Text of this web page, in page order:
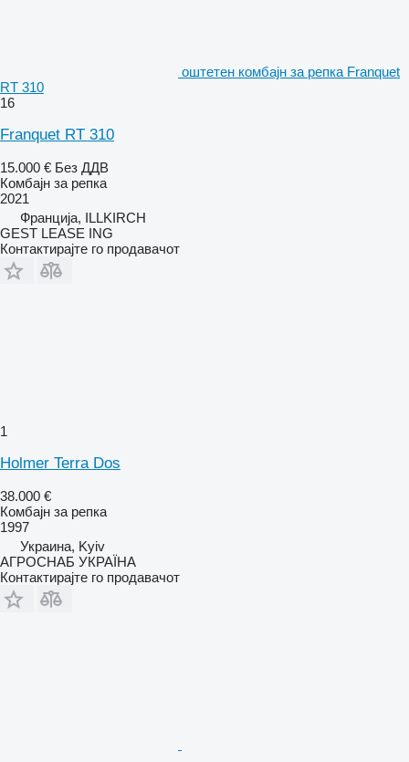
оштетен комбајн за репка Franquet
RT 310
16
Franquet RT 310
15.000 € Без ДДВ
Комбајн за репка
2021
Франција, ILLKIRCH
GEST LEASE ING
Контактирајте го продавачот
1
Holmer Terra Dos
38.000 €
Комбајн за репка
1997
Украина, Kyiv
АГРОСНАБ УКРАЇНА
Контактирајте го продавачот